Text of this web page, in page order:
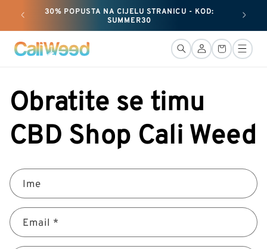
preskoči
sadržaj
30% POPUSTA NA CIJELU STRANICU - KOD:
SUMMER30 + 25
VezaKošara
Obratite se timu
CBD Shop Cali Weed
K
o
n
t
Ime
Email *